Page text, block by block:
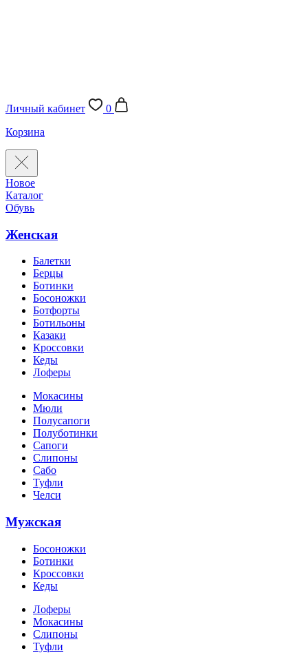
Личный кабинет
0
Корзина
Новое
Каталог
Обувь
Женская
Балетки
Берцы
Ботинки
Босоножки
Ботфорты
Ботильоны
Казаки
Кроссовки
Кеды
Лоферы
Мокасины
Мюли
Полусапоги
Полуботинки
Сапоги
Слипоны
Сабо
Туфли
Челси
Мужская
Босоножки
Ботинки
Кроссовки
Кеды
Лоферы
Мокасины
Слипоны
Туфли